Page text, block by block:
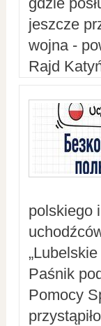
jeszcze
wojna -
Rajd
polskiego
Paśnik
Pomocy